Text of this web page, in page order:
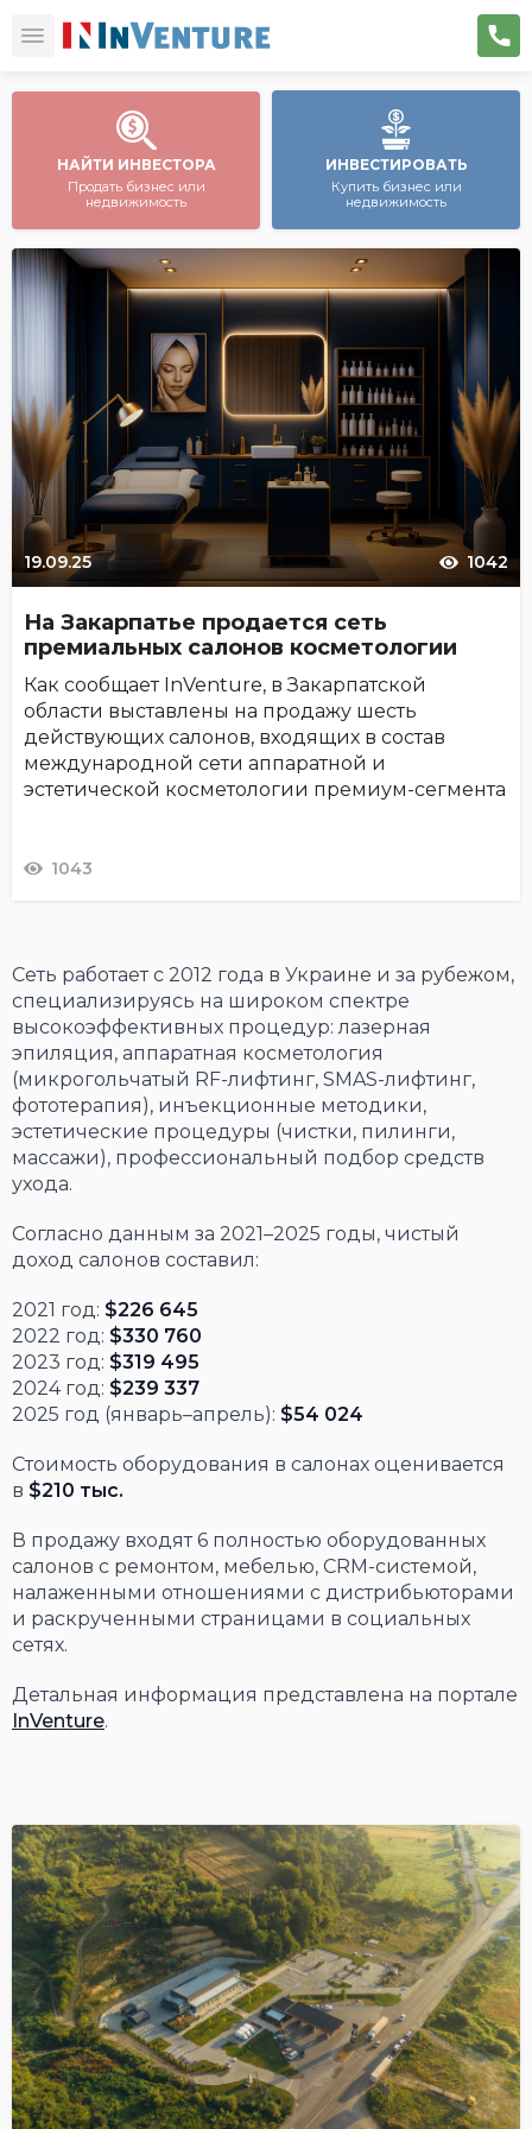
НАЙТИ ИНВЕСТОРА
Продать бизнес или
недвижимость
ИНВЕСТИРОВАТЬ
Купить бизнес или
недвижимость
19.09.25 1042
На Закарпатье продается сеть
премиальных салонов косметологии
Как сообщает InVenture, в Закарпатской
области выставлены на продажу шесть
действующих салонов, входящих в состав
международной сети аппаратной и
эстетической косметологии премиум-сегмента
1043
Сеть работает с 2012 года в Украине и за рубежом,
специализируясь на широком спектре
высокоэффективных процедур: лазерная
эпиляция, аппаратная косметология
(микрогольчатый RF-лифтинг, SMAS-лифтинг,
фототерапия), инъекционные методики,
эстетические процедуры (чистки, пилинги,
массажи), профессиональный подбор средств
ухода.
Согласно данным за 2021–2025 годы, чистый
доход салонов составил:
2021 год: $226 645
2022 год: $330 760
2023 год: $319 495
2024 год: $239 337
2025 год (январь–апрель): $54 024
Стоимость оборудования в салонах оценивается
в $210 тыс.
В продажу входят 6 полностью оборудованных
салонов с ремонтом, мебелью, CRM-системой,
налаженными отношениями с дистрибьюторами
и раскрученными страницами в социальных
сетях.
Детальная информация представлена на портале
InVenture.